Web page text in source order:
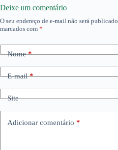
Deixe um comentário
O seu endereço de e-mail não será publicado.
marcados com *
Nome*
E-mail*
Site
Adicionar comentário *